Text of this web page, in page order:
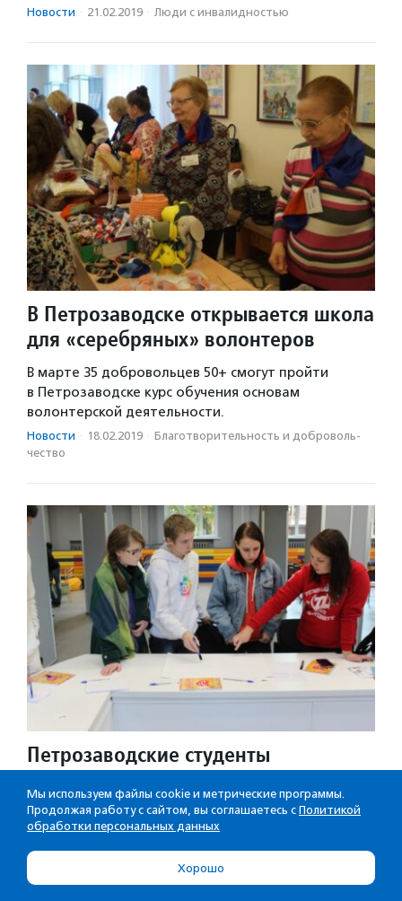
Новости · 21.02.2019 · Люди с инвалидностью
В Петрозаводске открывается школа
для «серебряных» волонтеров
В марте 35 добровольцев 50+ смогут пройти
в Петрозаводске курс обучения основам
волонтерской деятельности.
Новости · 18.02.2019 · Благотвори­тель­ность и доброволь­
чест­во
Петрозаводские студенты
организовали в своем вузе
«Экодвор»
Петрозаводского госуниверситета работали
пункты приема вторсырья и обмена вещами,
Мы используем файлы cookie и метрические программы.
Продолжая работу с сайтом, вы соглашаетесь с Политикой
обработки персональных данных
Хорошо